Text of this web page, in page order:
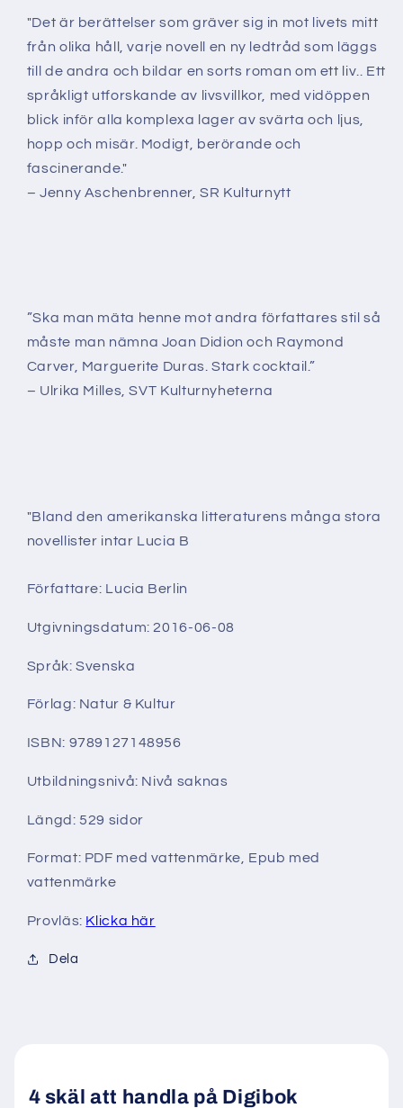
"Det är berättelser som gräver sig in mot livets mitt
från olika håll, varje novell en ny ledtråd som läggs
till de andra och bildar en sorts roman om ett liv.. Ett
språkligt utforskande av livsvillkor, med vidöppen
blick inför alla komplexa lager av svärta och ljus,
hopp och misär. Modigt, berörande och
fascinerande."
– Jenny Aschenbrenner, SR Kulturnytt
”Ska man mäta henne mot andra författares stil så
måste man nämna Joan Didion och Raymond
Carver, Marguerite Duras. Stark cocktail.”
– Ulrika Milles, SVT Kulturnyheterna
"Bland den amerikanska litteraturens många stora
novellister intar Lucia B
Författare: Lucia Berlin
Utgivningsdatum: 2016-06-08
Språk: Svenska
Förlag: Natur & Kultur
ISBN: 9789127148956
Utbildningsnivå: Nivå saknas
Längd: 529 sidor
Format: PDF med vattenmärke, Epub med
vattenmärke
Provläs: Klicka här
Dela
4 skäl att handla på Digibok